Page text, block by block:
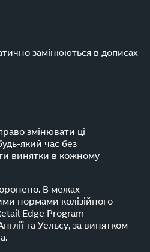
замінюються в дописах
змінювати ці
який час без
винятки в кожному
В межах
нормами колізійного
Edge Program
та Уельсу, за винятком